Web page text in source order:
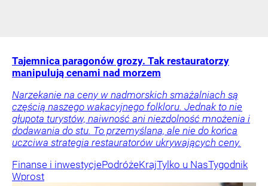
Tajemnica paragonów grozy. Tak restauratorzy
manipulują cenami nad morzem
Narzekanie na ceny w nadmorskich smażalniach są
częścią naszego wakacyjnego folkloru. Jednak to nie
głupota turystów, naiwność ani niezdolność mnożenia i
dodawania do stu. To przemyślana, ale nie do końca
uczciwa strategia restauratorów ukrywających ceny.
Finanse i inwestycjePodróżeKrajTylko u NasTygodnik
Wprost